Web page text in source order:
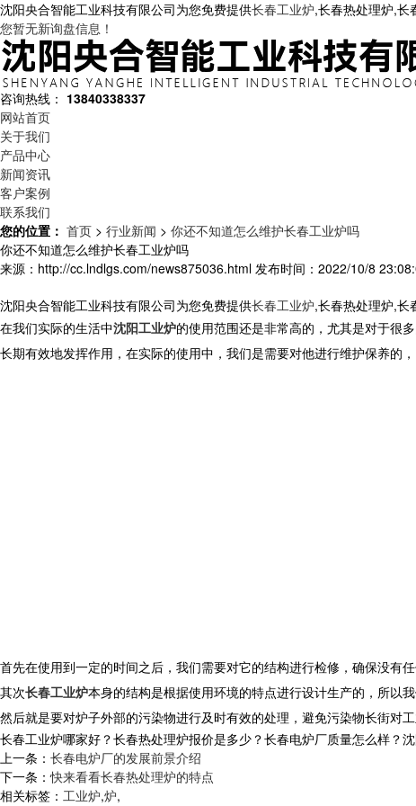
沈阳央合智能工业科技有限公司为您免费提供长春工业炉,长春热处理炉,长
您暂无新询盘信息！
咨询热线： 13840338337
网站首页
关于我们
产品中心
新闻资讯
客户案例
联系我们
您的位置： 首页 > 行业新闻 > 你还不知道怎么维护长春工业炉吗
你还不知道怎么维护长春工业炉吗
来源：http://cc.lndlgs.com/news875036.html 发布时间：2022/10/8
沈阳央合智能工业科技有限公司为您免费提供长春工业炉,长春热处理炉,长
在我们实际的生活中沈阳工业炉的使用范围还是非常高的，尤其是对于很
长期有效地发挥作用，在实际的使用中，我们是需要对他进行维护保养的，
首先在使用到一定的时间之后，我们需要对它的结构进行检修，确保没有
其次长春工业炉本身的结构是根据使用环境的特点进行设计生产的，所以
然后就是要对炉子外部的污染物进行及时有效的处理，避免污染物长街对
长春工业炉哪家好？长春热处理炉报价是多少？长春电炉厂质量怎么样
上一条： 长春电炉厂的发展前景介绍
下一条：快来看看长春热处理炉的特点
相关标签： 工业炉,炉,